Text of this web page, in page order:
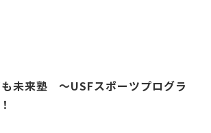
未来塾 ～USFスポーツプログラ